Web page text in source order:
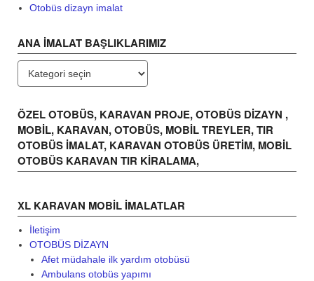
Otobüs dizayn imalat
ANA İMALAT BAŞLIKLARIMIZ
İMALAT
ÖZEL OTOBÜS, KARAVAN PROJE, OTOBÜS DİZAYN ,
MOBİL, KARAVAN, OTOBÜS, MOBİL TREYLER, TIR
OTOBÜS İMALAT, KARAVAN OTOBÜS ÜRETİM, MOBİL
OTOBÜS KARAVAN TIR KİRALAMA,
XL KARAVAN MOBIL IMALATLAR
İletişim
OTOBÜS DİZAYN
Afet müdahale ilk yardım otobüsü
Ambulans otobüs yapımı